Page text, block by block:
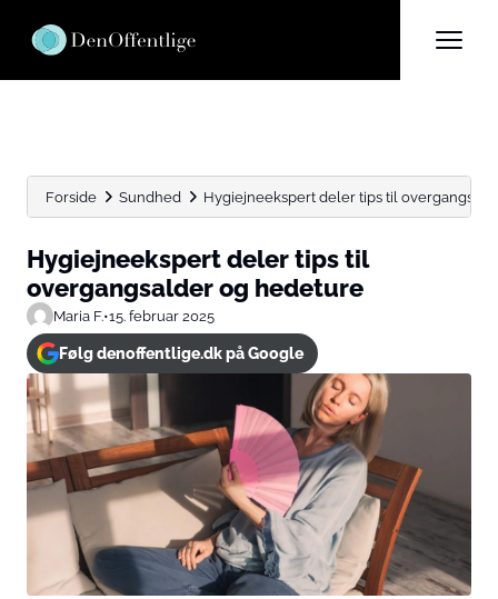
Forside Sundhed Hygiejneekspert deler tips til
Hygiejneekspert deler tips til
overgangsalder og hedeture
Maria F.•15. februar 2025
Følg denoffentlige.dk på Google